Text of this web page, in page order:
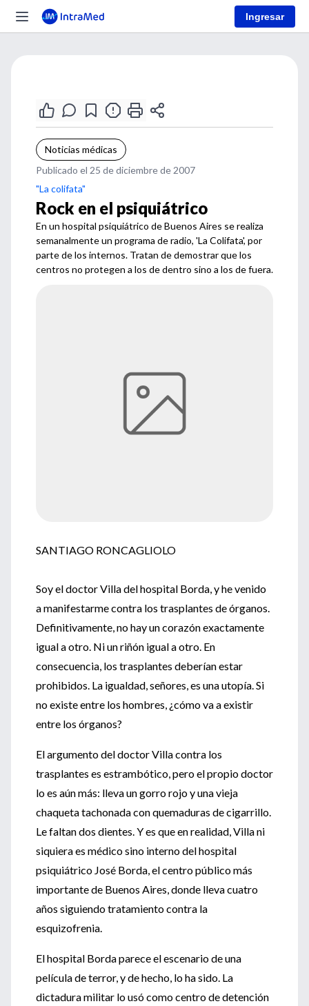
Ingresar
Noticias médicas
Publicado el 25 de diciembre de 2007
"La colifata"
Rock en el psiquiátrico
En un hospital psiquiátrico de Buenos Aires se realiza
semanalmente un programa de radio, 'La Colifata', por
parte de los internos. Tratan de demostrar que los
centros no protegen a los de dentro sino a los de fuera.
SANTIAGO RONCAGLIOLO
Soy el doctor Villa del hospital Borda, y he venido
a manifestarme contra los trasplantes de órganos.
Definitivamente, no hay un corazón exactamente
igual a otro. Ni un riñón igual a otro. En
consecuencia, los trasplantes deberían estar
prohibidos. La igualdad, señores, es una utopía. Si
no existe entre los hombres, ¿cómo va a existir
entre los órganos?
El argumento del doctor Villa contra los
trasplantes es estrambótico, pero el propio doctor
lo es aún más: lleva un gorro rojo y una vieja
chaqueta tachonada con quemaduras de cigarrillo.
Le faltan dos dientes. Y es que en realidad, Villa ni
siquiera es médico sino interno del hospital
psiquiátrico José Borda, el centro público más
importante de Buenos Aires, donde lleva cuatro
años siguiendo tratamiento contra la
esquizofrenia.
El hospital Borda parece el escenario de una
película de terror, y de hecho, lo ha sido. La
dictadura militar lo usó como centro de detención